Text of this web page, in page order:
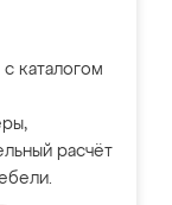
каталогом
расчёт